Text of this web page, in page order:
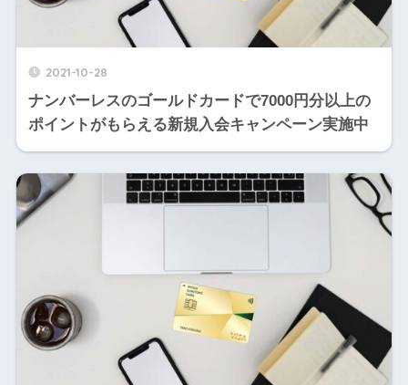
2021-10-28
ナンバーレスのゴールドカードで7000円分以上の
ポイントがもらえる新規入会キャンペーン実施中